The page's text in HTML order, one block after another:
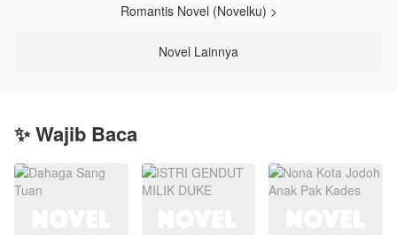
Romantis Novel (Novelku) >
Novel Lainnya
✨ Wajib Baca